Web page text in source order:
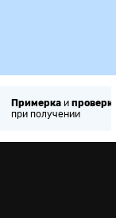
Примерка и
при получении